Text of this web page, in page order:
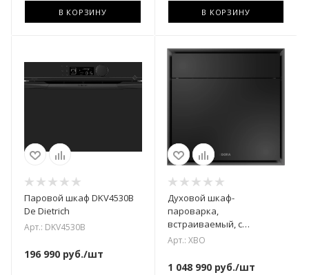
В КОРЗИНУ В КОРЗИНУ
Паровой шкаф DKV4530B
De Dietrich
Арт.: DKV4530B
196 990 руб./шт
Духовой шкаф-
пароварка,
встраиваемый, с
подключением к воде
Арт.: XBO
1 048 990руб./шт